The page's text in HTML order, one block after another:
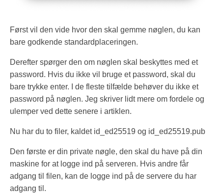
Først vil den vide hvor den skal gemme nøglen, du kan
bare godkende standardplaceringen.
Derefter spørger den om nøglen skal beskyttes med et
password. Hvis du ikke vil bruge et password, skal du
bare trykke enter. I de fleste tilfælde behøver du ikke et
password på nøglen. Jeg skriver lidt mere om fordele og
ulemper ved dette senere i artiklen.
Nu har du to filer, kaldet id_ed25519 og id_ed25519.pub
Den første er din private nøgle, den skal du have på din
maskine for at logge ind på serveren. Hvis andre får
adgang til filen, kan de logge ind på de servere du har
adgang til.